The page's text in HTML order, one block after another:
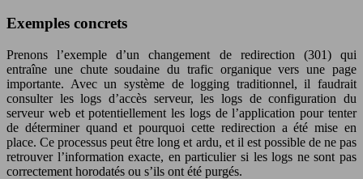
Exemples concrets
Prenons l’exemple d’un changement de redirection (301) qui
entraîne une chute soudaine du trafic organique vers une page
importante. Avec un système de logging traditionnel, il faudrait
consulter les logs d’accès serveur, les logs de configuration du
serveur web et potentiellement les logs de l’application pour tenter
de déterminer quand et pourquoi cette redirection a été mise en
place. Ce processus peut être long et ardu, et il est possible de ne pas
retrouver l’information exacte, en particulier si les logs ne sont pas
correctement horodatés ou s’ils ont été purgés.